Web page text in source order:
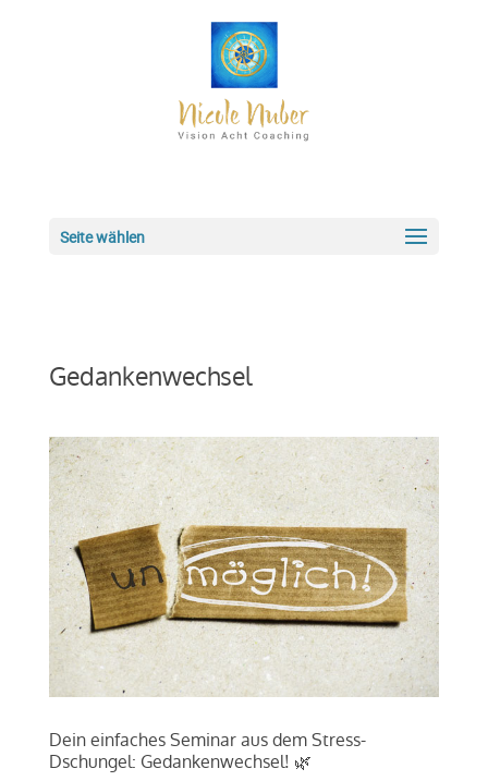
Seite wählen
Gedankenwechsel
Dein einfaches Seminar aus dem Stress-
Dschungel: Gedankenwechsel! 🌿